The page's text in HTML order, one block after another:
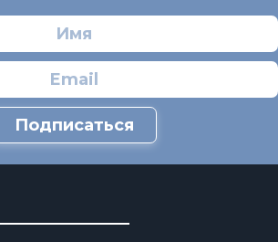
Подписаться